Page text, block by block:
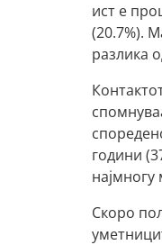
ист е
(20.7%).
разлика
години
најмногу
Скоро